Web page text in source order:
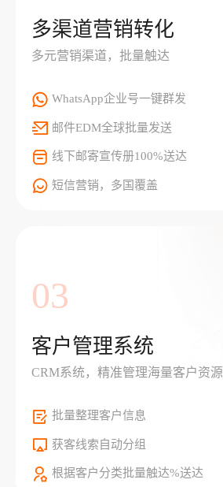
多渠道营销转化
多元营销渠道，批量触达
WhatsApp企业号一键群发
邮件EDM全球批量发送
线下邮寄宣传册100%送达
短信营销，多国覆盖
03
客户管理系统
CRM系统，精准管理海量客户资源
批量整理客户信息
获客线索自动分组
根据客户分类批量触达%送达